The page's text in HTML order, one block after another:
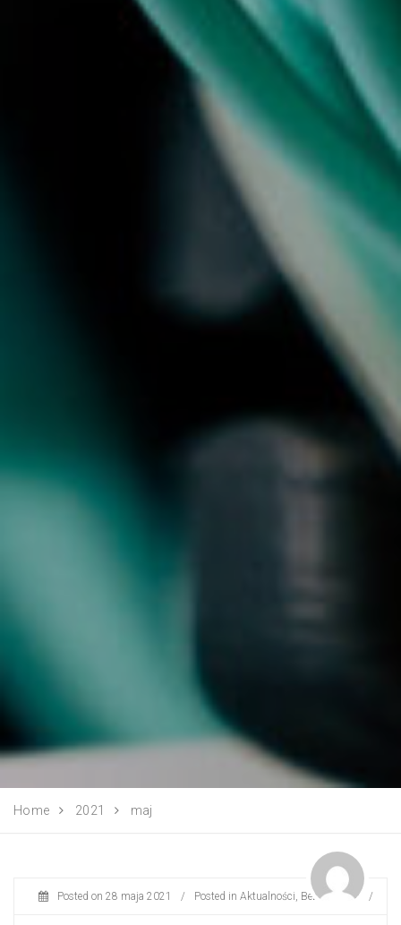
Home 2021 maj
Posted on 28 maja 2021 / Posted in Aktualności Bez kategorii /